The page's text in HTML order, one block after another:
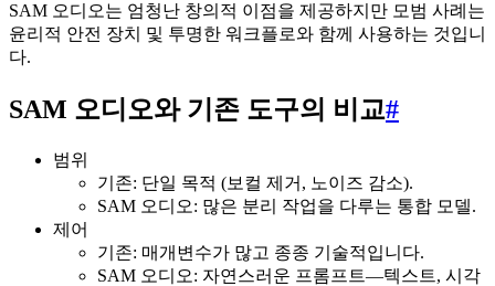
SAM 오디오는 엄청난 창의적 이점을 제공하지만 모범 사례는
윤리적 안전 장치 및 투명한 워크플로와 함께 사용하는 것입니
다.
SAM 오디오와 기존 도구의 비교#
범위
기존: 단일 목적 (보컬 제거, 노이즈 감소).
SAM 오디오: 많은 분리 작업을 다루는 통합 모델.
제어
기존: 매개변수가 많고 종종 기술적입니다.
SAM 오디오: 자연스러운 프롬프트—텍스트, 시각